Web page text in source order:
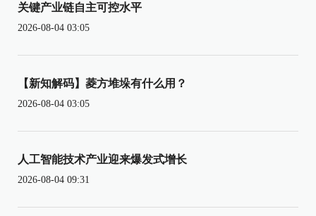
关键产业链自主可控水平
2026-08-04 03:05
【新知解码】菱方堆垛有什么用？
2026-08-04 03:05
人工智能技术产业迎来爆发式增长
2026-08-04 09:31